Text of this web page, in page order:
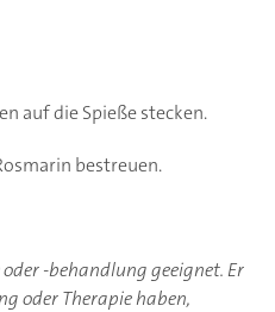
auf die Spieße stecken.
bestreuen.
-behandlung geeignet. Er
oder Therapie haben,